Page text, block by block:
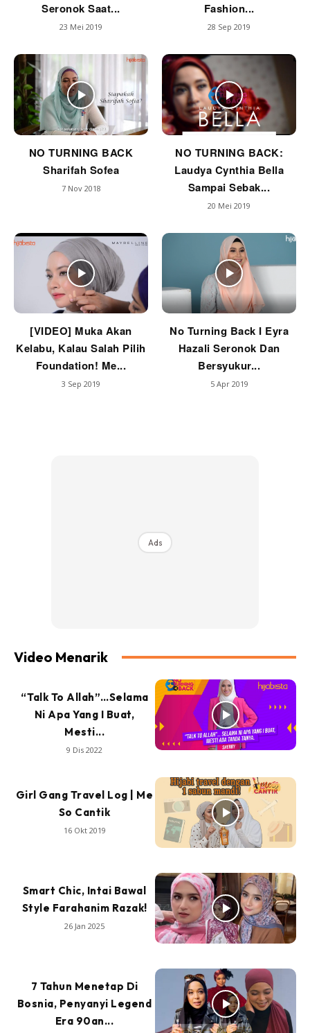
Seronok Saat...
23 Mei 2019
Fashion...
28 Sep 2019
NO TURNING BACK
Sharifah Sofea
7 Nov 2018
NO TURNING BACK:
Laudya Cynthia Bella
Sampai Sebak...
20 Mei 2019
[VIDEO] Muka Akan
Kelabu, Kalau Salah Pilih
Foundation! Me...
3 Sep 2019
No Turning Back I Eyra
Hazali Seronok Dan
Bersyukur...
5 Apr 2019
Ads
Video Menarik
“Talk To Allah”…Selama
Ni Apa Yang I Buat,
Mesti...
9 Dis 2022
Girl Gang Travel Log | Me
So Cantik
16 Okt 2019
Smart Chic, Intai Bawal
Style Farahanim Razak!
26 Jan 2025
7 Tahun Menetap Di
Bosnia, Penyanyi Legend
Era 90an...